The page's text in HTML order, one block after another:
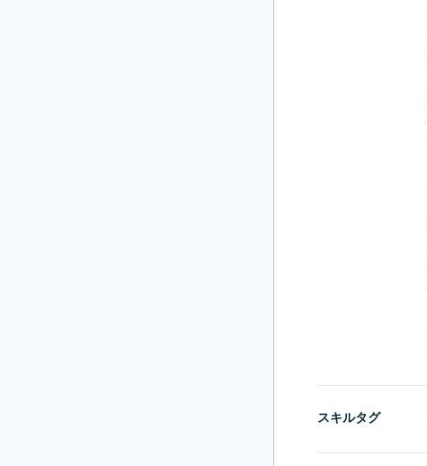
スキルタグ